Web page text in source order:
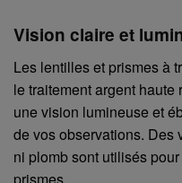
Vision claire et
Les lentilles et prismes à
le traitement argent
une vision lumineuse et
de vos observations. Des
ni plomb sont utilisés